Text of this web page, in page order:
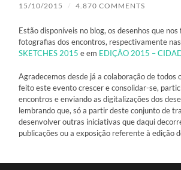
15/10/2015 / 4.870 COMMENTS
Estão disponíveis no blog, os desenhos que
fotografias dos encontros, respectivamente
SKETCHES 2015 e em EDIÇÃO 2015 –
Agradecemos desde já a colaboração de todos
feito este evento crescer e consolidar-se,
encontros e enviando as digitalizações dos
lembrando que, só a partir deste conjunto de
desenvolver outras iniciativas que daqui
publicações ou a exposição referente à edição